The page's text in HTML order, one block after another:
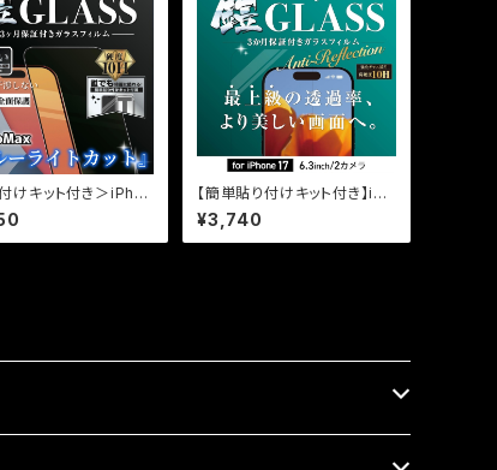
けキット付き＞iPho
【ブルーライト
3カ月保証付き『ガラス
鎧』全面フルカバー
【簡単貼り付けキット付き】iPh
one17用 超反射防止（AR+
AG） 超マット（反射防止+マ
ット加工） 保証付きガラスフ
¥3,740